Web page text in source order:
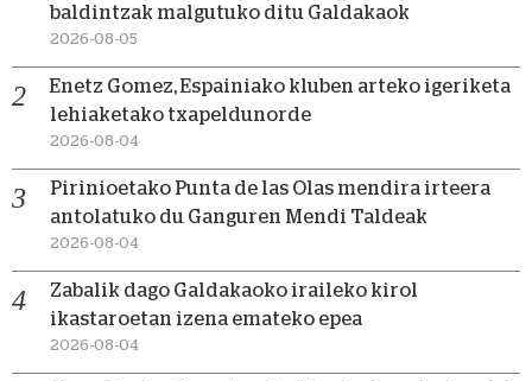
baldintzak malgutuko ditu Galdakaok
2026-08-05
Enetz Gomez, Espainiako kluben arteko igeriketa
lehiaketako txapeldunorde
2026-08-04
Pirinioetako Punta de las Olas mendira irteera
antolatuko du Ganguren Mendi Taldeak
2026-08-04
Zabalik dago Galdakaoko iraileko kirol
ikastaroetan izena emateko epea
2026-08-04